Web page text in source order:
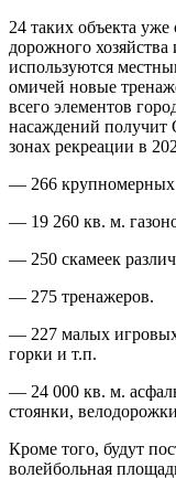
24 таких объекта
дорожного
используются
омичей новые
всего элементов
насаждений получит
зонах рекреации в
— 266 крупномерных
— 19 260 кв. м.
— 250 скамеек
— 275 тренажеров.
— 227 малых
горки и т.п.
— 24 000 кв. м.
стоянки,
Кроме того, будут
волейбольная